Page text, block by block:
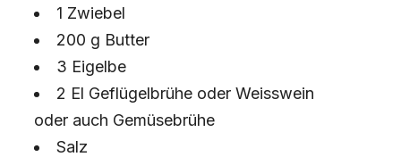
1 Zwiebel
200 g Butter
3 Eigelbe
2 El Geflügelbrühe oder Weisswein
oder auch Gemüsebrühe
Salz